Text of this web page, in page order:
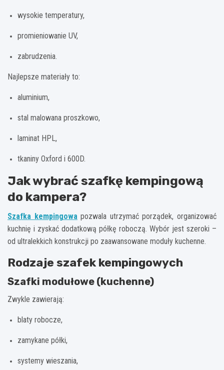
wysokie temperatury,
promieniowanie UV,
zabrudzenia.
Najlepsze materiały to:
aluminium,
stal malowana proszkowo,
laminat HPL,
tkaniny Oxford i 600D.
Jak wybrać szafkę kempingową
do kampera?
Szafka kempingowapozwala utrzymać porządek, organizować
kuchnię i zyskać dodatkową półkę roboczą. Wybór jest szeroki –
od ultralekkich konstrukcji po zaawansowane moduły kuchenne.
Rodzaje szafek kempingowych
Szafki modułowe (kuchenne)
Zwykle zawierają:
blaty robocze,
zamykane półki,
systemy wieszania,